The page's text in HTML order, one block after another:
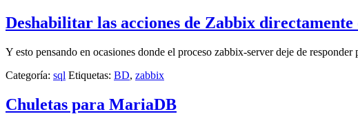
Deshabilitar las acciones de Zabbix directamente
Y esto pensando en ocasiones donde el proceso zabbix-server deje de
Categoría: sql Etiquetas: BD, zabbix
Chuletas para MariaDB